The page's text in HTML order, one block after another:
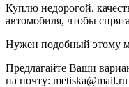
Куплю недорогой,
автомобиля, чтобы
Нужен подобный этому
Предлагайте Ваши
на почту: metiska@mail.ru